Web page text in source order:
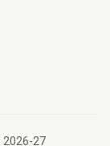
2026-27